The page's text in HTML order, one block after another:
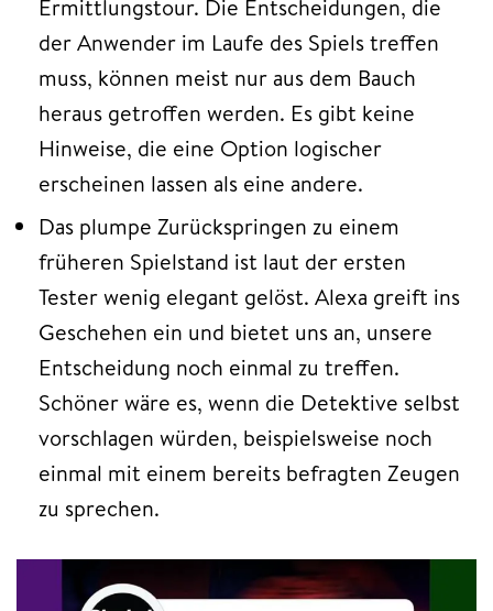
Ermittlungstour. Die Entscheidungen, die
der Anwender im Laufe des Spiels treffen
muss, können meist nur aus dem Bauch
heraus getroffen werden. Es gibt keine
Hinweise, die eine Option logischer
erscheinen lassen als eine andere.
Das plumpe Zurückspringen zu einem
früheren Spielstand ist laut der ersten
Tester wenig elegant gelöst. Alexa greift ins
Geschehen ein und bietet uns an, unsere
Entscheidung noch einmal zu treffen.
Schöner wäre es, wenn die Detektive selbst
vorschlagen würden, beispielsweise noch
einmal mit einem bereits befragten Zeugen
zu sprechen.